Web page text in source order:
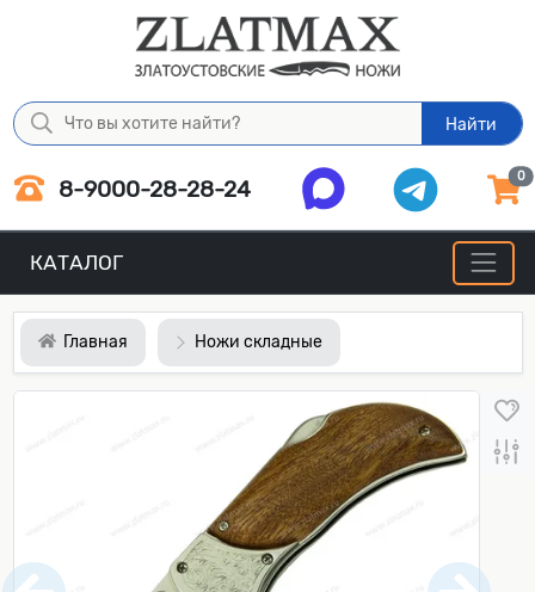
Найти
8-9000-28-28-24 0
КАТАЛОГ
Главная Ножи складные